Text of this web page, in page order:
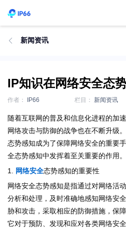
 新闻资讯
IP知识在网络安全态
作者： IP66 栏目： 新闻资讯
随着互联网的普及和信息化进程的加
网络攻击与防御的战争也在不断升级
态势感知成为了保障网络安全的重要
全态势感知中发挥着至关重要的作用。
1.
网络安全态势感知的重要性
网络安全态势感知是指通过对网络活
分析和处理，及时准确地感知网络安
胁和攻击，采取相应的防御措施，保
它对于预防、发现和应对各类网络安全